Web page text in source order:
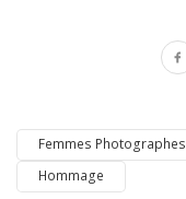
Femmes Photographes
Hommage